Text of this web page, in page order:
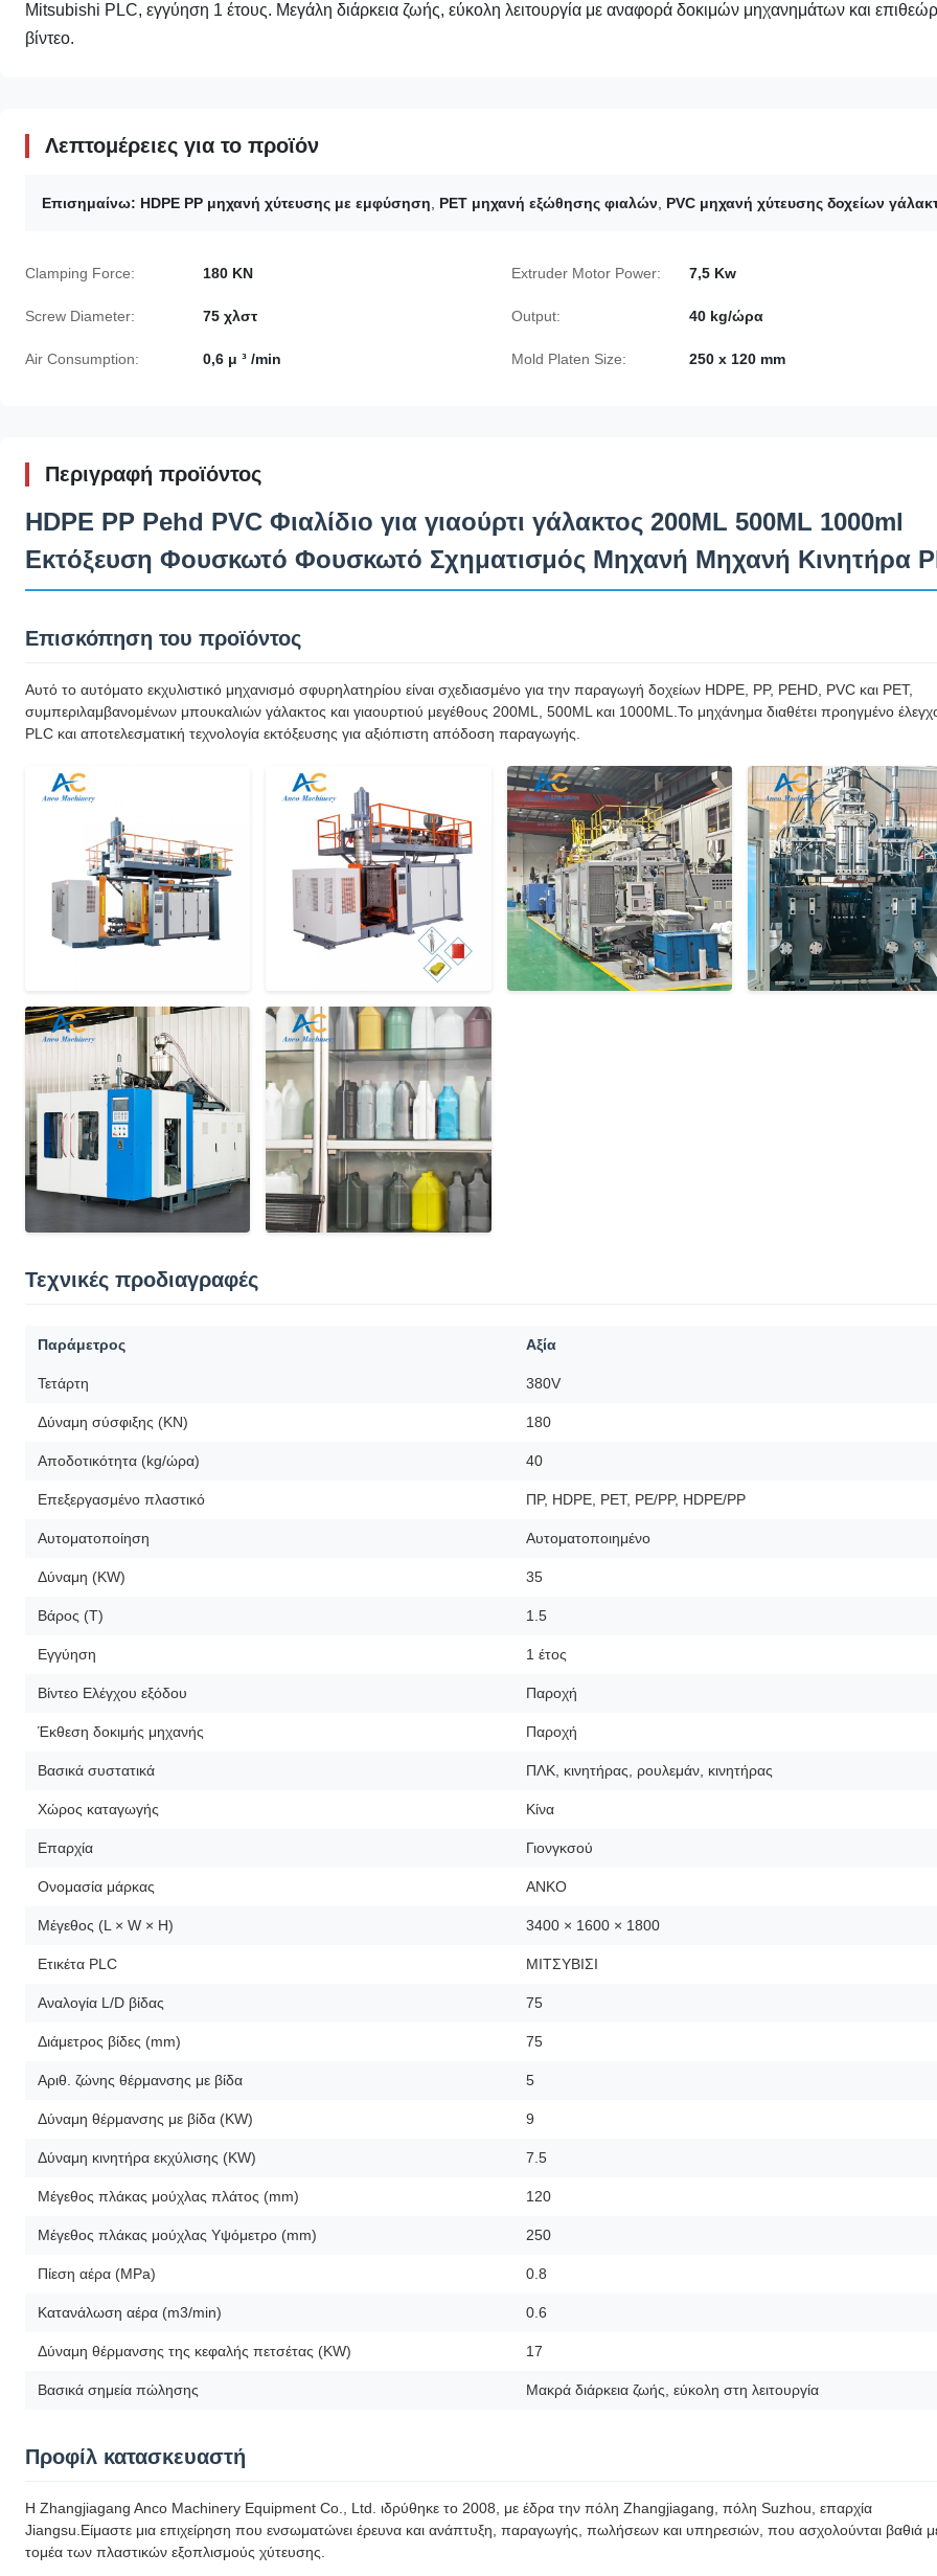
Mitsubishi PLC, εγγύηση 1 έτους. Μεγάλη διάρκεια ζωής, εύκολη λειτουργία με αναφορά δοκιμών μηχανημάτων και
βίντεο.
Λεπτομέρειες για το προϊόν
Επισημαίνω: HDPE PP μηχανή χύτευσης με εμφύσηση PET μηχανή εξώθησης φιαλών PVC μηχανή χύτευσης δοχείων
Clamping Force: 180 KN Extruder Motor Power: 7,5 Kw
Screw Diameter: 75 χλστ Output: 40 kg/ώρα
Air Consumption: 0,6 μ ³ /min Mold Platen Size: 250 x 120 mm
Περιγραφή προϊόντος
HDPE PP Pehd PVC Φιαλίδιο για γιαούρτι γάλακτος 200ML 500ML 1000ml
Εκτόξευση Φουσκωτό Φουσκωτό Σχηματισμός Μηχανή Μηχανή Κινητήρα
Επισκόπηση του προϊόντος
Αυτό το αυτόματο εκχυλιστικό μηχανισμό σφυρηλατηρίου είναι σχεδιασμένο για την παραγωγή δοχείων HDPE, PP, PEHD, PVC και PET,
συμπεριλαμβανομένων μπουκαλιών γάλακτος και γιαουρτιού μεγέθους 200ML, 500ML και 1000ML.Το μηχάνημα διαθέτει προηγμένο
PLC και αποτελεσματική τεχνολογία εκτόξευσης για αξιόπιστη απόδοση παραγωγής.
Τεχνικές προδιαγραφές
Παράμετρος Αξία
Τετάρτη 380V
Δύναμη σύσφιξης (KN) 180
Αποδοτικότητα (kg/ώρα) 40
Επεξεργασμένο πλαστικό ΠΡ, HDPE, PET, PE/PP, HDPE/PP
Αυτοματοποίηση Αυτοματοποιημένο
Δύναμη (KW) 35
Βάρος (T) 1.5
Εγγύηση 1 έτος
Βίντεο Ελέγχου εξόδου Παροχή
Έκθεση δοκιμής μηχανής Παροχή
Βασικά συστατικά ΠΛΚ, κινητήρας, ρουλεμάν, κινητήρας
Χώρος καταγωγής Κίνα
Επαρχία Γιονγκσού
Ονομασία μάρκας ΑΝΚΟ
Μέγεθος (L × W × H) 3400 × 1600 × 1800
Ετικέτα PLC ΜΙΤΣΥΒΙΣΙ
Αναλογία L/D βίδας 75
Διάμετρος βίδες (mm) 75
Αριθ. ζώνης θέρμανσης με βίδα 5
Δύναμη θέρμανσης με βίδα (KW) 9
Δύναμη κινητήρα εκχύλισης (KW) 7.5
Μέγεθος πλάκας μούχλας πλάτος (mm) 120
Μέγεθος πλάκας μούχλας Υψόμετρο (mm) 250
Πίεση αέρα (MPa) 0.8
Κατανάλωση αέρα (m3/min) 0.6
Δύναμη θέρμανσης της κεφαλής πετσέτας (KW) 17
Βασικά σημεία πώλησης Μακρά διάρκεια ζωής, εύκολη στη λειτουργία
Προφίλ κατασκευαστή
Η Zhangjiagang Anco Machinery Equipment Co., Ltd. ιδρύθηκε το 2008, με έδρα την πόλη Zhangjiagang, πόλη Suzhou, επαρχία
Jiangsu.Είμαστε μια επιχείρηση που ενσωματώνει έρευνα και ανάπτυξη, παραγωγής, πωλήσεων και υπηρεσιών, που ασχολούνται βαθιά
τομέα των πλαστικών εξοπλισμούς χύτευσης.